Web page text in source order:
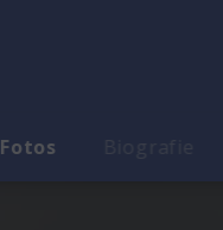
Fotos Biografie